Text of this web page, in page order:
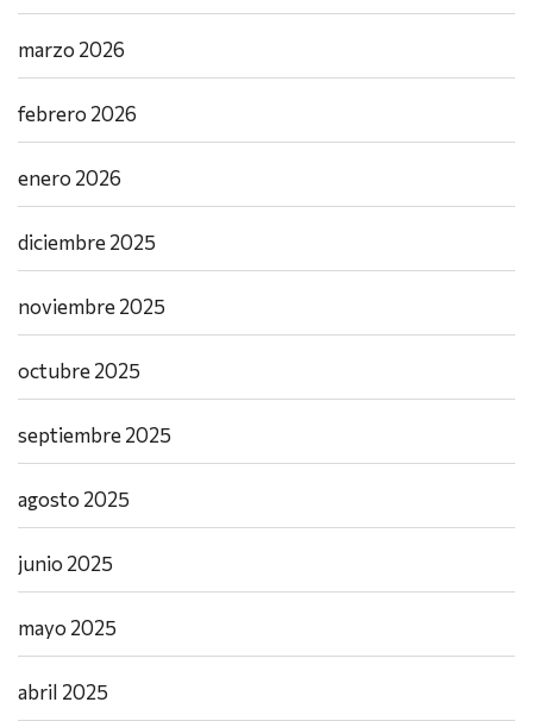
marzo 2026
febrero 2026
enero 2026
diciembre 2025
noviembre 2025
octubre 2025
septiembre 2025
agosto 2025
junio 2025
mayo 2025
abril 2025